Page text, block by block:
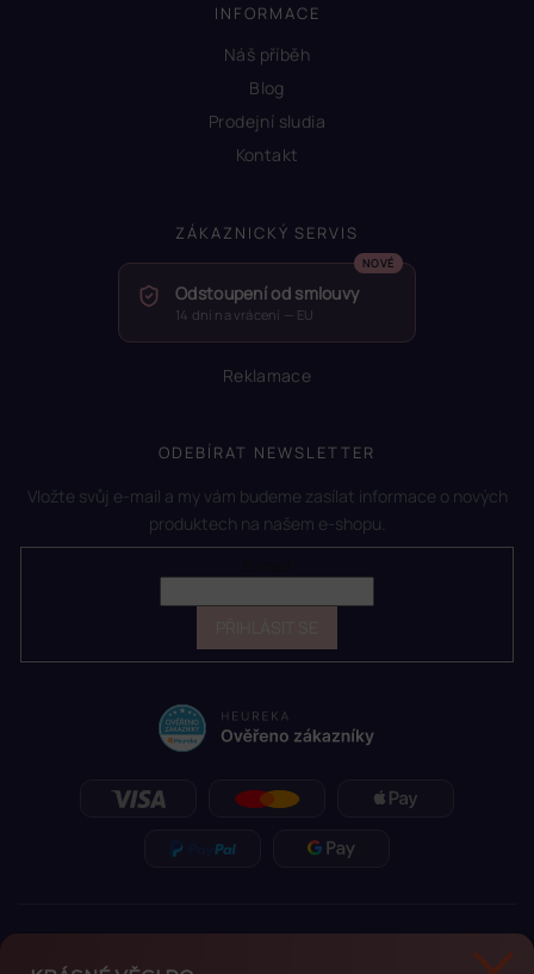
INFORMACE
Náš příběh
Blog
Prodejní sludia
Kontakt
ZÁKAZNICKÝ SERVIS
Odstoupení od smlouvy
14 dní na vrácení — EU
Reklamace
ODEBÍRAT NEWSLETTER
Vložte svůj e-mail a my vám budeme zasílat informace o nových
produktech na našem e-shopu.